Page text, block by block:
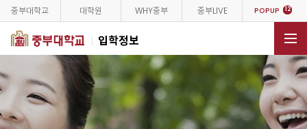
입학정보
전체메뉴
중부대학교 대학원 WHY중부 중부LIVE POPUP 12